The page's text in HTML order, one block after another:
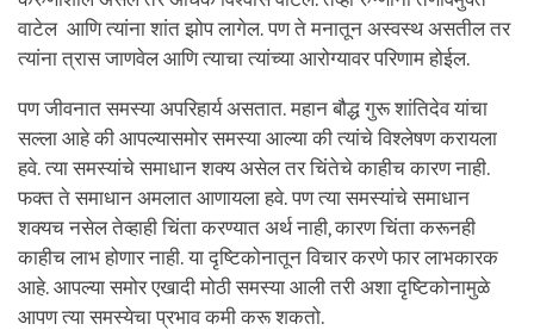
वाटेल आणि त्यांना शांत झोप लागेल. पण ते मनातून अस्वस्थ असतील तर
त्यांना त्रास जाणवेल आणि त्याचा त्यांच्या आरोग्यावर परिणाम होईल.
पण जीवनात समस्या अपरिहार्य असतात. महान बौद्ध गुरू शांतिदेव यांचा
सल्ला आहे की आपल्यासमोर समस्या आल्या की त्यांचे विश्लेषण करायला
हवे. त्या समस्यांचे समाधान शक्य असेल तर चिंतेचे काहीच कारण नाही.
फक्त ते समाधान अमलात आणायला हवे. पण त्या समस्यांचे समाधान
शक्यच नसेल तेव्हाही चिंता करण्यात अर्थ नाही, कारण चिंता करूनही
काहीच लाभ होणार नाही. या दृष्टिकोनातून विचार करणे फार लाभकारक
आहे. आपल्या समोर एखादी मोठी समस्या आली तरी अशा दृष्टिकोनामुळे
आपण त्या समस्येचा प्रभाव कमी करू शकतो.